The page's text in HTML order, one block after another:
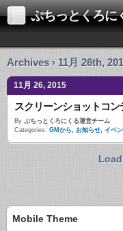
ぷちっとくろ
Archives › 11月 26th,
11月 26, 2015
スクリーンショットコン
By ぷちっとくろにくる運営チーム
Categories: GMから, お知らせ, イベ
Mobile Theme